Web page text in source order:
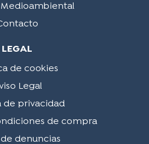
LEGAL
de cookies
Legal
de privacidad
de compra
denuncias